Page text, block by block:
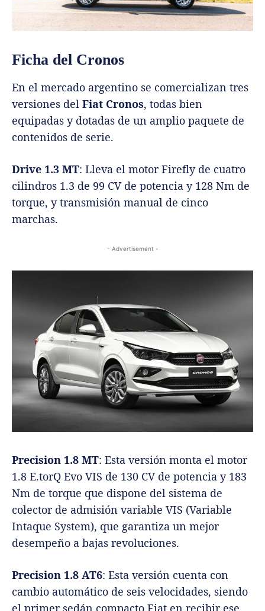
Ficha del Cronos
En el mercado argentino se comercializan tres
versiones del Fiat Cronos, todas bien
equipadas y dotadas de un amplio paquete de
contenidos de serie.
Drive 1.3 MT: Lleva el motor Firefly de cuatro
cilindros 1.3 de 99 CV de potencia y 128 Nm de
torque, y transmisión manual de cinco
marchas.
- Advertisement -
Precision 1.8 MT: Esta versión monta el motor
1.8 E.torQ Evo VIS de 130 CV de potencia y 183
Nm de torque que dispone del sistema de
colector de admisión variable VIS (Variable
Intaque System), que garantiza un mejor
desempeño a bajas revoluciones.
Precision 1.8 AT6: Esta versión cuenta con
cambio automático de seis velocidades, siendo